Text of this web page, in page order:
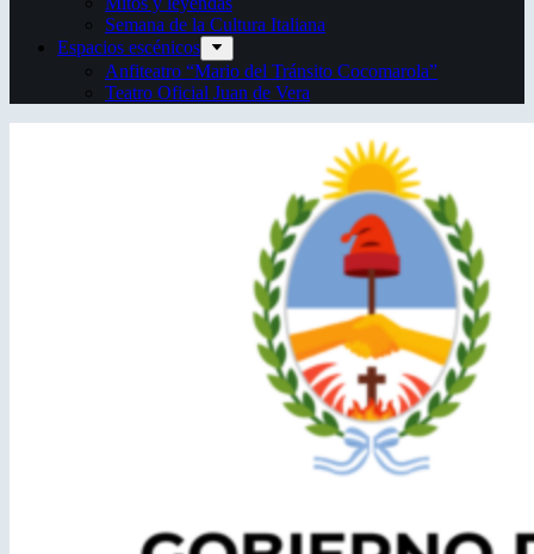
Semana de la Cultura Italiana
Espacios escénicos
Anfiteatro “Mario del Tránsito Cocomarola”
Teatro Oficial Juan de Vera